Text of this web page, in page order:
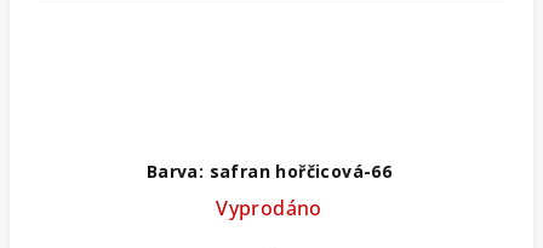
Barva: safran hořčicová-66
Vyprodáno